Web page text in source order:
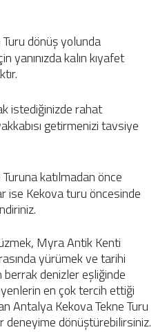
dönüş yolunda
yanınızda kalın kıyafet
istediğinizde rahat
getirmenizi tavsiye
katılmadan önce
ise Kekova turu öncesinde
Myra Antik Kenti
yürümek ve tarihi
berrak denizler eşliğinde
en çok tercih ettiği
Antalya Kekova Tekne Turu
deneyime dönüştürebilirsiniz.